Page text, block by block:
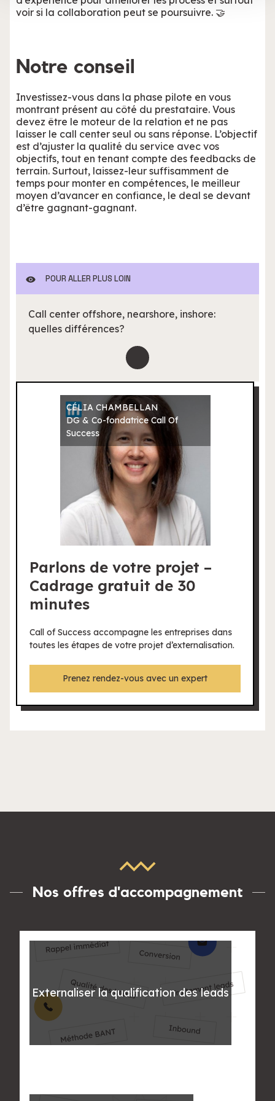
services.
voir si la collaboration peut se poursuivre. 🤝
Notre conseil
Investissez-vous dans la phase pilote en vous
montrant présent au côté du prestataire. Vous
devez être le moteur de la relation et ne pas
laisser le call center seul ou sans réponse. L’objectif
est d’ajuster la qualité du service avec vos
objectifs, tout en tenant compte des feedbacks de
terrain. Surtout, laissez-leur suffisamment de
temps pour monter en compétences, le meilleur
moyen d’avancer en confiance, le deal se devant
d’être gagnant-gagnant.
POUR ALLER PLUS LOIN
Call center offshore, nearshore, inshore:
quelles différences?
CÉLIA CHAMBELLAN
DG & Co-fondatrice Call Of
Success
Parlons de votre projet –
Cadrage gratuit de 30
minutes
Call of Success accompagne les entreprises dans
toutes les étapes de votre projet d’externalisation.
Prenez rendez-vous avec un expert
Nos offres d'accompagnement
Externaliser la qualification des leads